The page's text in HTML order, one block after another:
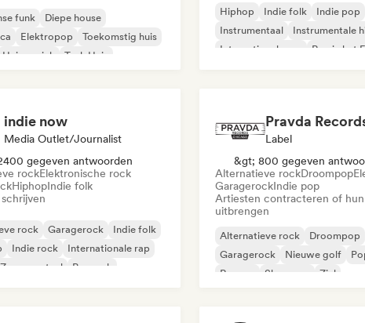
funk
Diepe house
Elektropop
Toekomstig huis
Huismuziek Tech Huis
Hiphop Indie folk Indie pop
Instrumentaal
Instrumentale
Internationale rap
Rap in het
indie now
Media Outlet/Journalist
gegeven antwoorden
rockElektronische rock
HiphopIndie folk
rock Garagerock
Indie folk
Indie rock
Internationale rap
metaal
Poprock
Pravda
Label
&gt; 800 gegeven
Alternatieve rockDroompop
GaragerockIndie pop
Artiesten contracteren of
uitbrengen
Alternatieve rock
Droompop
Garagerock
Nieuwe golf
Reggae
Shoegaze Ziel